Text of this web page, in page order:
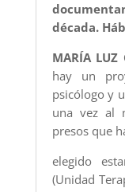
década.
MARÍA LUZ
hay un
psicólogo y
una vez al
presos que
elegido
(Unidad